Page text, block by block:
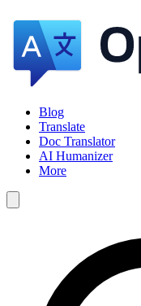
Blog
Translate
Doc Translator
AI Humanizer
More